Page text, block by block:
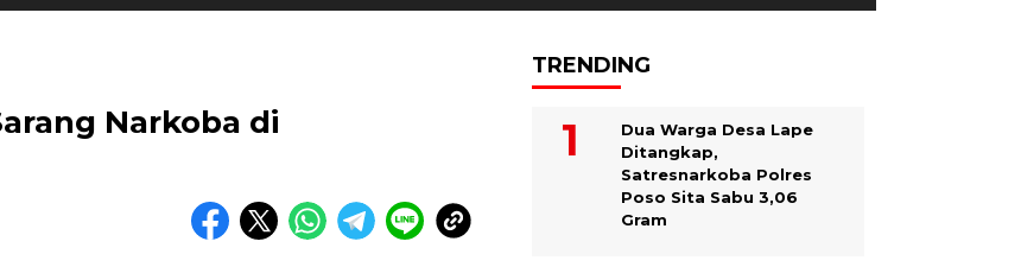
Narkoba di
TRENDING
Dua Warga Desa Lape
Ditangkap,
Satresnarkoba Polres
Poso Sita Sabu 3,06
Gram